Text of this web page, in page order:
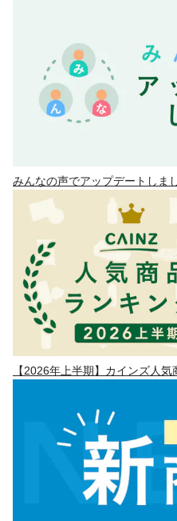
みんなの声でアップデートしま
【2026年上半期】カインズ人